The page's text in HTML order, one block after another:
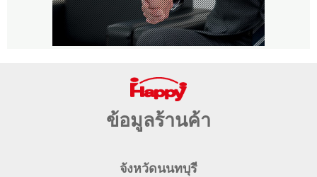
ข้อมูลร้านค้า
จังหวัดนนทบุรี